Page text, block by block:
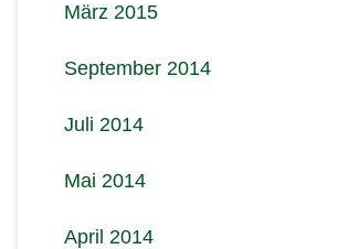
März 2015
September 2014
Juli 2014
Mai 2014
April 2014